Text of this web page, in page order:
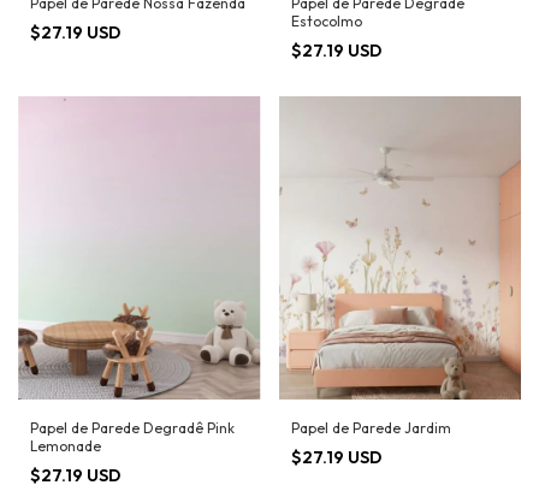
$27.19 USD
Estocolmo
$27.19 USD
Papel de Parede Degradê Pink
Lemonade
$27.19 USD
Papel de Parede Jardim
$27.19 USD